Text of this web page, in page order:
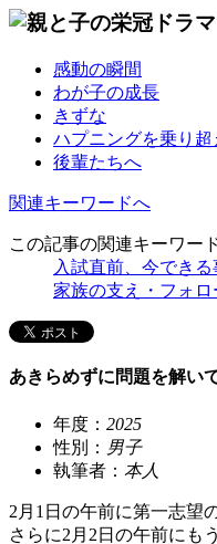
感動の瞬間
わが子の成長
きずな
ハプニングを乗り超
後輩たちへ
関連キーワードへ
この記事の関連キーワー
入試直前、今できる
家族の支え・フォロ
あきらめずに問題を解い
年度： 2025
性別： 男子
執筆者： 本人
2月1日の午前に第一志望
さらに2月2日の午前にも